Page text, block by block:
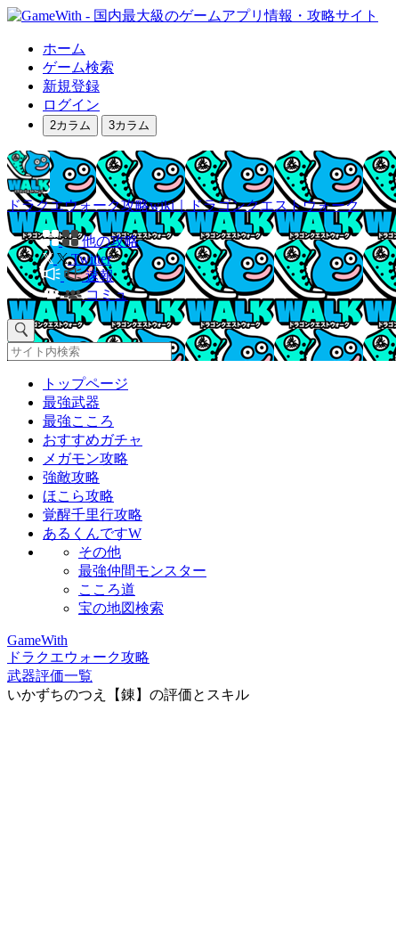
ホーム
ゲーム検索
新規登録
ログイン
2カラム 3カラム
ドラクエウォーク攻略wiki｜ドラゴンクエストウォーク
他の攻略
Twitter
速報
コミュ
トップページ
最強武器
最強こころ
おすすめガチャ
メガモン攻略
強敵攻略
ほこら攻略
覚醒千里行攻略
あるくんですW
その他
最強仲間モンスター
こころ道
宝の地図検索
GameWith
ドラクエウォーク攻略
武器評価一覧
いかずちのつえ【錬】の評価とスキル